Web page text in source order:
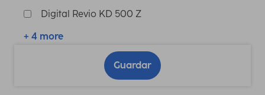
Digital Revio KD 500 Z
+ 4 more
Guardar